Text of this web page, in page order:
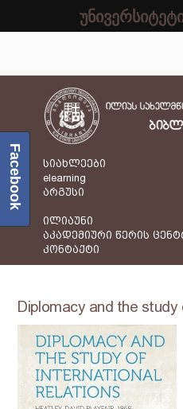
სიახლეები
elearning
არგუსი
ილიაუნი
აკადემიური წერის
კონტაქტი
Diplomacy and the
Facebook